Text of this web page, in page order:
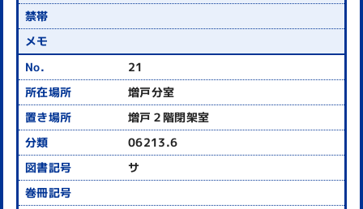
21
増戸分室
増戸２階閉架室
06213.6
サ